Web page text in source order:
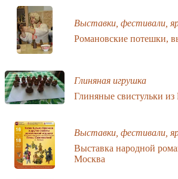
Выставки, фестивали,
Романовские потешки,
Глиняная игрушка
Глиняные свистульки из
Выставки, фестивали,
Выставка народной
Москва